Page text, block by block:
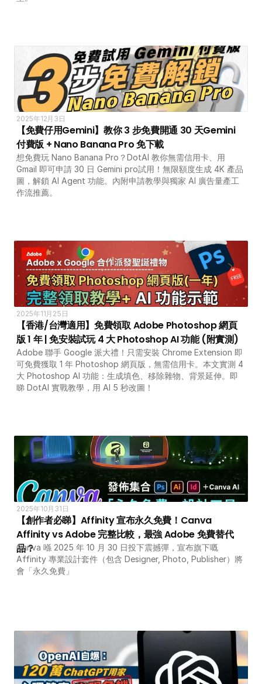
2025年12月3日
【免費仔用Gemini】教你 3 步免費開通 30 天Gemini
付費版 + Nano Banana Pro 免下載
想免費玩 Nano Banana Pro？DotAI 教你無需信用卡、用
Gmail 即可申請 30 日 Gemini pro試用！無限額度生成 4K 產品
圖，解鎖 AI Agent 功能。內附申請教學與獨家 AI 廣告量產工
作流推薦。
2025年11月25日
【香港/台灣適用】免費領取 Adobe Photoshop 網頁
版 1 年 | 免安裝試玩 4 大 Photoshop AI 功能 (附實測)
Adobe 聯手 Google 派大禮！只需安裝 Chrome Extension 即
可免費獲取 1 年 Photoshop 網頁版，無需信用卡。本文實測 4
大 Photoshop AI 功能：生成填色、移除雜物、背景延伸。即
睇 DotAI 實戰教學，用 AI 5 秒改圖！
2025年10月31日
【創作者必睇】Affinity 宣布永久免費！Canva
Affinity vs Adobe 完整比較，最強 Adobe 免費替代
品？
Canva 喺 2025 年 10 月 30 日投下震撼彈，宣布旗下嘅
Affinity 專業設計套件（包含 Designer, Photo, Publisher）將
會「永久免費」